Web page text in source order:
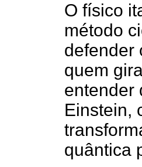
O físico
método
defender
quem
entender
Einstein,
quântica